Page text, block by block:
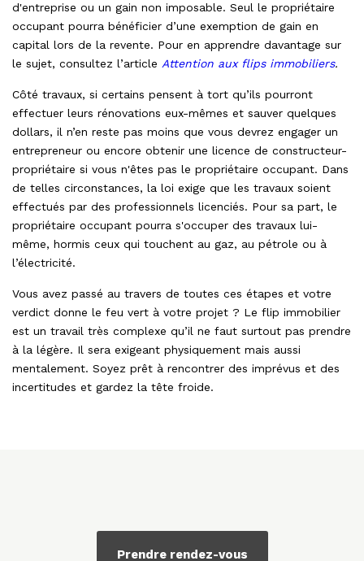
d'entreprise ou un gain non imposable. Seul le propriétaire
occupant pourra bénéficier d’une exemption de gain en
capital lors de la revente. Pour en apprendre davantage sur
le sujet, consultez l’article Attention aux flips immobiliers.
Côté travaux, si certains pensent à tort qu’ils pourront
effectuer leurs rénovations eux-mêmes et sauver quelques
dollars, il n’en reste pas moins que vous devrez engager un
entrepreneur ou encore obtenir une licence de constructeur-
propriétaire si vous n'êtes pas le propriétaire occupant. Dans
de telles circonstances, la loi exige que les travaux soient
effectués par des professionnels licenciés. Pour sa part, le
propriétaire occupant pourra s'occuper des travaux lui-
même, hormis ceux qui touchent au gaz, au pétrole ou à
l’électricité.
Vous avez passé au travers de toutes ces étapes et votre
verdict donne le feu vert à votre projet ? Le flip immobilier
est un travail très complexe qu’il ne faut surtout pas prendre
à la légère. Il sera exigeant physiquement mais aussi
mentalement. Soyez prêt à rencontrer des imprévus et des
incertitudes et gardez la tête froide.
Prendre rendez-vous